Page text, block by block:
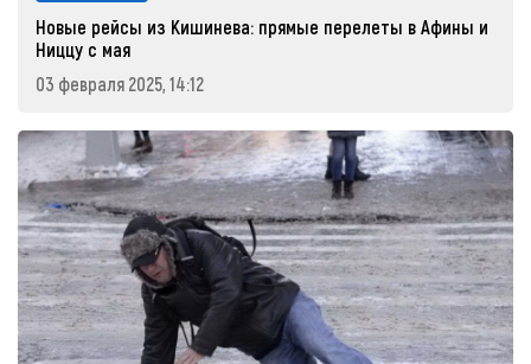
Новые рейсы из Кишинева: прямые перелеты в Афины и
Ниццу с мая
03 февраля 2025, 14:12